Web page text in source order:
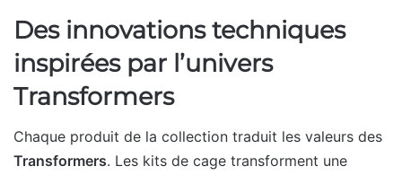
Des innovations techniques
inspirées par l’univers
Transformers
Chaque produit de la collection traduit les valeurs des
Transformers. Les kits de cage transforment une